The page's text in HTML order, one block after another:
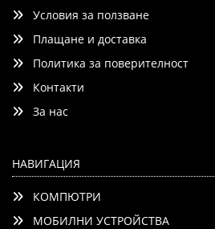
Условия за ползване
Плащане и доставка
Политика за поверителност
Контакти
За нас
НАВИГАЦИЯ
КОМПЮТРИ
МОБИЛНИ УСТРОЙСТВА